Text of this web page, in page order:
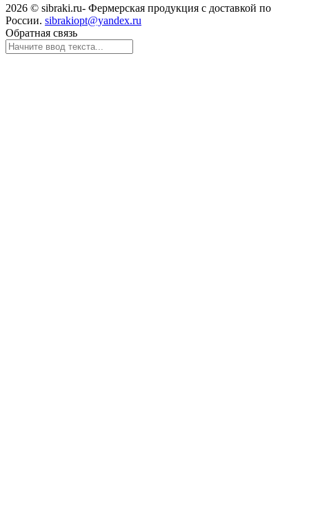
2026 © sibraki.ru- Фермерская продукция с доставкой по
России. sibrakiopt@yandex.ru
Обратная связь